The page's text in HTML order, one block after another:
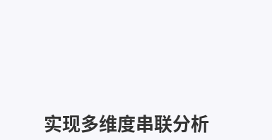
实现多维度串联分析